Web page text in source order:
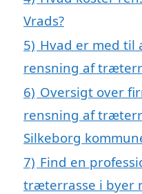
Vrads?
5) Hvad er med til
rensning af
6) Oversigt over
rensning af
Silkeborg
7) Find en
træterrasse i byer